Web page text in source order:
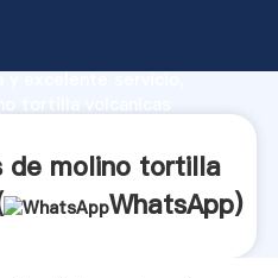
y excelente servicio,
de molino tortilla
WhatsApp)